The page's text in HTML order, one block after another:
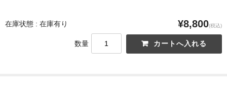
NEWS
在庫状態 : 在庫有り ¥8,800(税込)
数量